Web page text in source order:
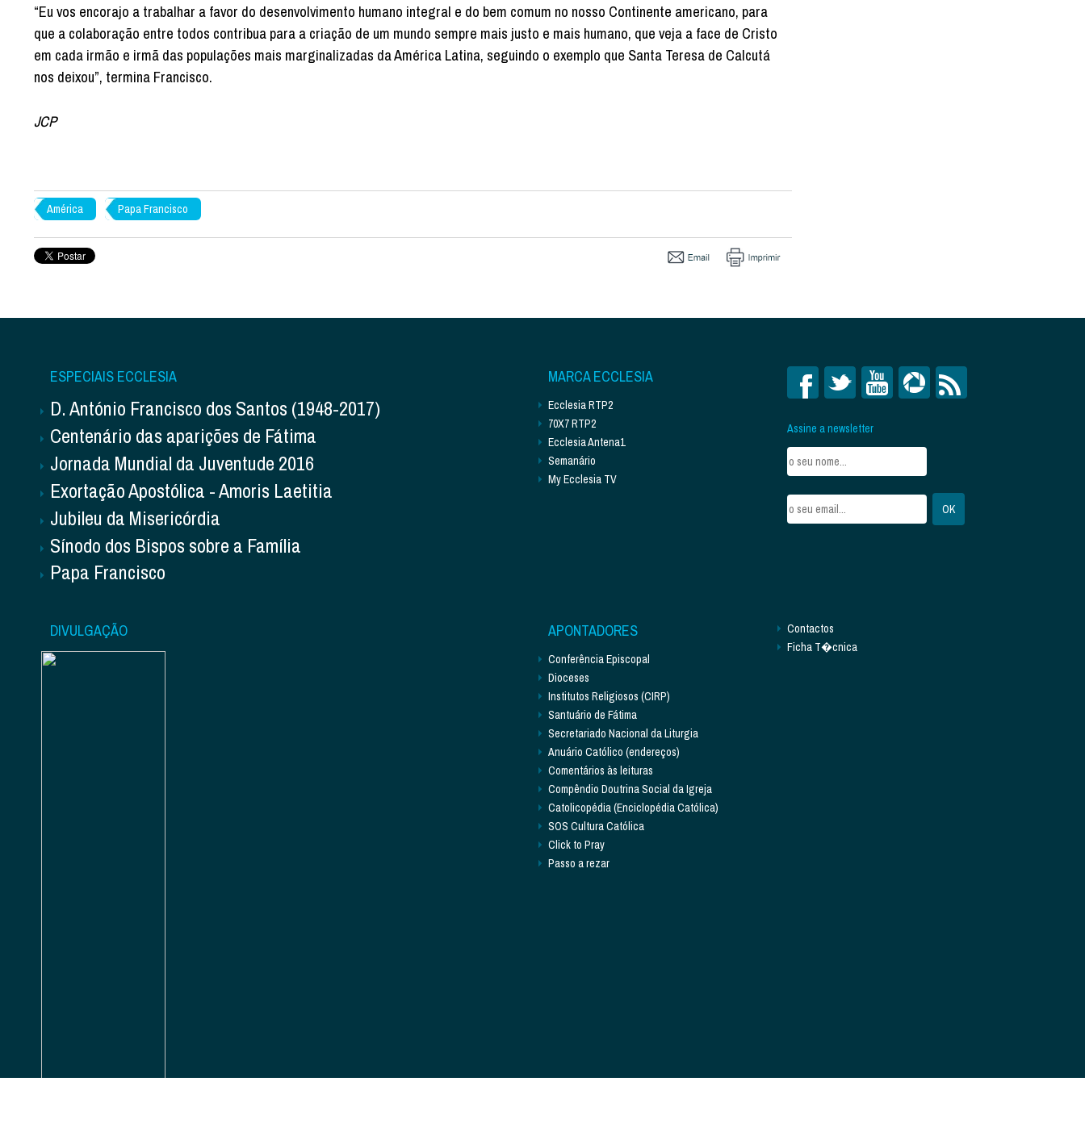
“Eu vos encorajo a trabalhar a favor do desenvolvimento humano integral e do bem comum no nosso Continente americano, para
que a colaboração entre todos contribua para a criação de um mundo sempre mais justo e mais humano, que veja a face de Cristo
em cada irmão e irmã das populações mais marginalizadas da América Latina, seguindo o exemplo que Santa Teresa de Calcutá
nos deixou”, termina Francisco.
JCP
América Papa Francisco
ESPECIAIS ECCLESIA
D. António Francisco dos Santos (1948-2017)
Centenário das aparições de Fátima
Jornada Mundial da Juventude 2016
Exortação Apostólica - Amoris Laetitia
Jubileu da Misericórdia
Sínodo dos Bispos sobre a Família
Papa Francisco
MARCA ECCLESIA
Ecclesia RTP2
70X7 RTP2
Ecclesia Antena1
Semanário
My Ecclesia TV
Assine a newsletter
DIVULGAÇÃO APONTADORES
Conferência Episcopal
Dioceses
Institutos Religiosos (CIRP)
Santuário de Fátima
Secretariado Nacional da Liturgia
Anuário Católico (endereços)
Comentários às leituras
Compêndio Doutrina Social da Igreja
Catolicopédia (Enciclopédia Católica)
SOS Cultura Católica
Click to Pray
Passo a rezar
Contactos
Ficha T�cnica